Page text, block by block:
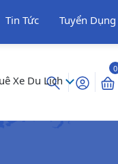
Tin Tức Tuyển Dụng
Xe Du Lịch
0